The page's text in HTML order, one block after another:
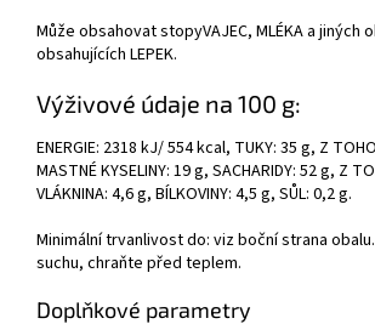
Může obsahovat stopyVAJEC, MLÉKA a jiných
obsahujících LEPEK.
Výživové údaje na 100 g:
ENERGIE: 2318 kJ/ 554 kcal, TUKY: 35 g, Z
MASTNÉ KYSELINY: 19 g, SACHARIDY: 52 g, Z
VLÁKNINA: 4,6 g, BÍLKOVINY: 4,5 g, SŮL: 0,2 g.
Minimální trvanlivost do: viz boční strana
suchu, chraňte před teplem.
Doplňkové parametry